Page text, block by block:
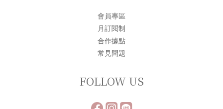
會員專區
月訂閱制
合作據點
常見問題
FOLLOW US